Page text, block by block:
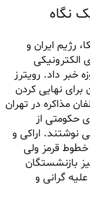
نگاه
رژیم ایران و
الکترونیکی
تفاهم و تمدید آتش‌بس ۶۰ روزه خبر داد. رویترز
برای نهایی کردن
مذاکره در تهران
حکومتی از
نوشتند. اراکی و
خطوط قرمز ولی
بازنشستگان
گرانی و